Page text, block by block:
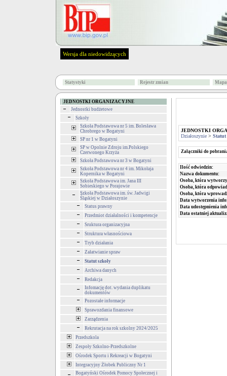
Wersja dla niedowidzących
Statystyki Rejestr zmian
JEDNOSTKI ORGANIZACYJNE
Jednostki budżetowe
Szkoły
Szkoła Podstawowa nr 5 im. Bolesława
Chrobrego w Bogatyni
SP nr 1 w Bogatyni
SP w Opolnie Zdroju im.Polskiego
Czerwonego Krzyża
Szkoła Podstawowa nr 3 w Bogatyni
Szkoła Podstawowa nr 4 im. Mikołaja
Kopernika w Bogatyni
Szkoła Podstawowa im. Jana III
Sobieskiego w Porajowie
Szkoła Podstawowa im. św. Jadwigi
Śląskiej w Działoszynie
Status prawny
Przedmiot działalności i kompetencje
Sruktura organizacyjna
Struktura własnościowa
Tryb działania
Załatwianie spraw
Statut szkoły
Archiwa danych
Redakcja
Infomację dot. wydania duplikatu
dokumentów
Pozostałe informacje
Sprawozdania finansowe
Zarządzenia
Rekrutacja na rok szkolny 2024/2025
Przedszkola
Zespoły Szkolno-Przedszkolne
Ośrodek Sportu i Rekreacji w Bogatyni
Integracyjny Żłobek Publiczny Nr 1
Bogatyński Ośrodek Pomocy Społecznej i
JEDNOSTKI
Działoszynie > Statut
Załączniki do
Ilość odwiedzin:
Nazwa dokumentu:
Osoba, która
Osoba, która
Osoba, która
Data wytworzenia
Data udostępnienia
Data ostatniej